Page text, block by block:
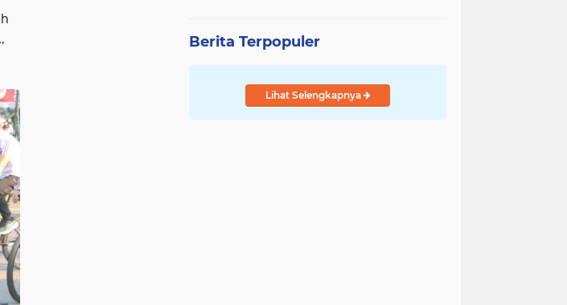
Berita Terpopuler
Lihat Selengkapnya